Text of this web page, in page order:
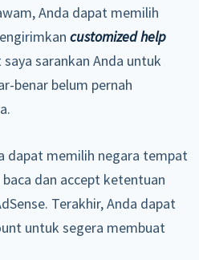
Anda dapat memilih
customized help
saya sarankan Anda untuk
benar belum pernah
dapat memilih negara tempat
dan accept ketentuan
Terakhir, Anda dapat
untuk segera membuat